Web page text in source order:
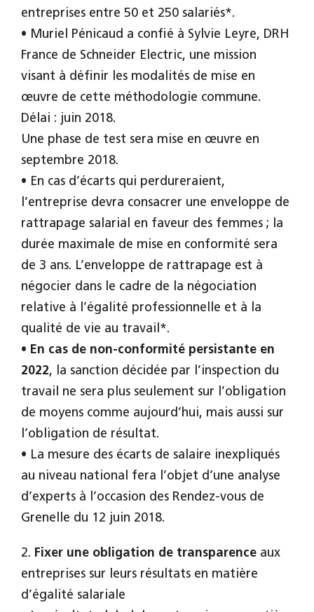
entreprises entre 50 et 250 salariés*.
• Muriel Pénicaud a confié à Sylvie Leyre, DRH
France de Schneider Electric, une mission
visant à définir les modalités de mise en
œuvre de cette méthodologie commune.
Délai : juin 2018.
Une phase de test sera mise en œuvre en
septembre 2018.
• En cas d’écarts qui perdureraient,
l’entreprise devra consacrer une enveloppe de
rattrapage salarial en faveur des femmes ; la
durée maximale de mise en conformité sera
de 3 ans. L’enveloppe de rattrapage est à
négocier dans le cadre de la négociation
relative à l’égalité professionnelle et à la
qualité de vie au travail*.
• En cas de non-conformité persistante en
2022, la sanction décidée par l’inspection du
travail ne sera plus seulement sur l’obligation
de moyens comme aujourd’hui, mais aussi sur
l’obligation de résultat.
• La mesure des écarts de salaire inexpliqués
au niveau national fera l’objet d’une analyse
d’experts à l’occasion des Rendez-vous de
Grenelle du 12 juin 2018.
2. Fixer une obligation de transparence aux
entreprises sur leurs résultats en matière
d’égalité salariale